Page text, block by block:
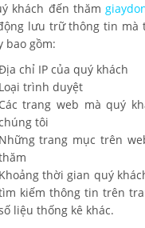
khách đến thăm
lưu trữ thông tin mà
bao gồm:
chỉ IP của quý khách
Loại trình duyệt
Các trang web mà quý
tôi
Những trang mục trên
Khoảng thời gian quý
kiếm thông tin trên
liệu thống kê khác.